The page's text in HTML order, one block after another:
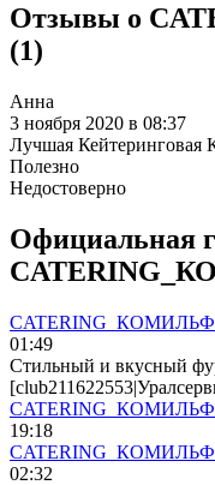
Отзывы о
(1)
Анна
3 ноября 2020 в 08:37
Лучшая Кейтеринговая
Полезно
Недостоверно
Официальная
01:49
Стильный и вкусный
19:18
02:32